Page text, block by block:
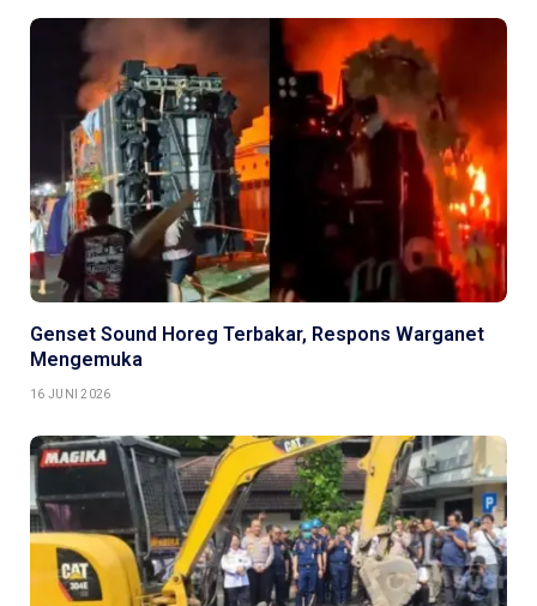
Genset Sound Horeg Terbakar, Respons Warganet
Mengemuka
16 JUNI 2026